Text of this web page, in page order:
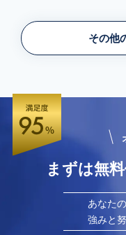
その他
まずは無
あなた
強みと